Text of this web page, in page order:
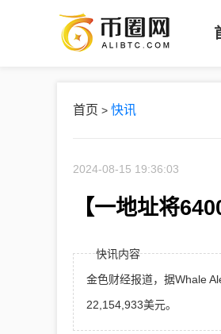
币
首页 > 快讯
2024-08-15 19:36:03
【一地址将
快讯内容
金色财经报道，据Whale
22,154,933美元。